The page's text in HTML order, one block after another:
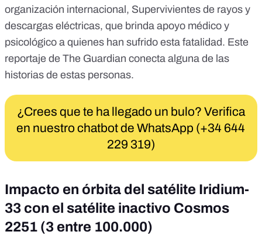
organización internacional, Supervivientes de rayos y
descargas eléctricas, que brinda apoyo médico y
psicológico a quienes han sufrido esta fatalidad. Este
reportaje de The Guardian conecta alguna de las
historias de estas personas.
¿Crees que te ha llegado un bulo? Verifica
en nuestro chatbot de WhatsApp (+34 644
229 319)
Impacto en órbita del satélite Iridium-
33 con el satélite inactivo Cosmos
2251 (3 entre 100.000)